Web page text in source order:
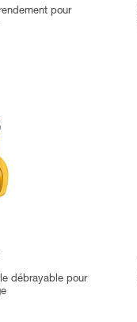
pour
débrayable pour